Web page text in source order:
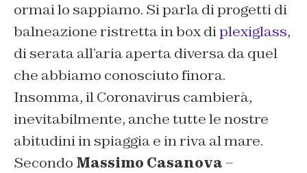
ormai lo sappiamo. Si parla di progetti di
balneazione ristretta in box diplexiglass,
di serata all’aria aperta diversa da quel
che abbiamo conosciuto finora.
Insomma, il Coronavirus cambierà,
inevitabilmente, anche tutte le nostre
abitudini in spiaggia e in riva al mare.
Secondo Massimo Casanova–